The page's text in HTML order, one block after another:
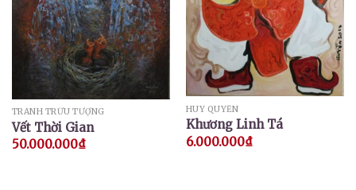
TRANH TRỪU TƯỢNG
Vết Thời Gian
50.000.000₫
HUY QUYỂN
Khương Linh Tá
6.000.000₫